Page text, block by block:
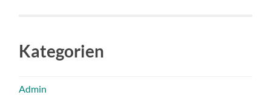
Kategorien
Admin